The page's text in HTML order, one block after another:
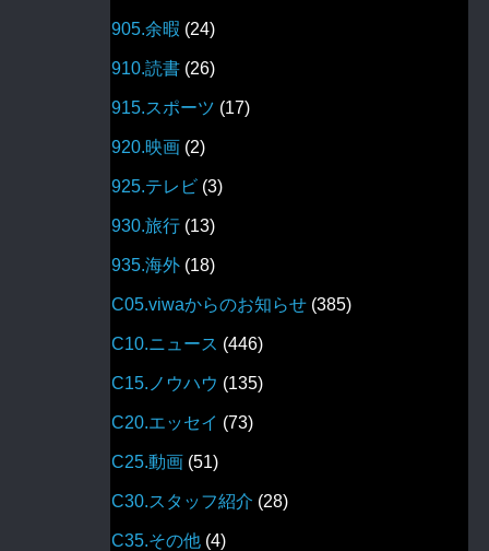
905.余暇 (24)
910.読書 (26)
915.スポーツ (17)
920.映画 (2)
925.テレビ (3)
930.旅行 (13)
935.海外 (18)
C05.viwaからのお知らせ (385)
C10.ニュース (446)
C15.ノウハウ (135)
C20.エッセイ (73)
C25.動画 (51)
C30.スタッフ紹介 (28)
C35.その他 (4)